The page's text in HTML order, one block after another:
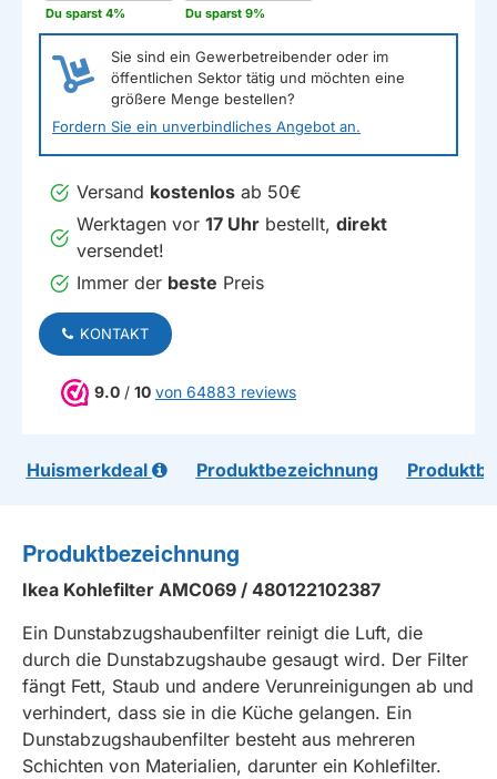
Du sparst 4% Du sparst 9%
Sie sind ein Gewerbetreibender oder im
öffentlichen Sektor tätig und möchten eine
größere Menge bestellen?
Fordern Sie ein unverbindliches Angebot an.
Versand kostenlos ab 50€
Werktagen vor 17 Uhr bestellt, direkt
versendet!
Immer der beste Preis
KONTAKT
9.0 / 10 von 64883 reviews
Huismerkdeal Produktbezeichnung
Produktbezeichnung
Ikea Kohlefilter AMC069 / 480122102387
Ein Dunstabzugshaubenfilter reinigt die Luft, die
durch die Dunstabzugshaube gesaugt wird. Der Filter
fängt Fett, Staub und andere Verunreinigungen ab und
verhindert, dass sie in die Küche gelangen. Ein
Dunstabzugshaubenfilter besteht aus mehreren
Schichten von Materialien, darunter ein Kohlefilter.